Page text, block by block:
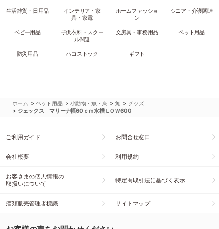
生活雑貨・日用品
インテリア・家
具・家電
ホームファッショ
ン
シニア・介護関連
ベビー用品
子供衣料・スクー
ル関連
文房具・事務用品 ペット用品
防災用品 ハコストック ギフト
ホーム >ペット用品 > 小動物・魚・鳥 >魚 > グッズ
> ジェックス マリーナ幅60ｃｍ水槽ＬＯＷ600
ご利用ガイド お問合せ窓口
会社概要 利用規約
お客さまの個人情報の
取扱いについて
特定商取引法に基づく表示
酒類販売管理者標識 サイトマップ